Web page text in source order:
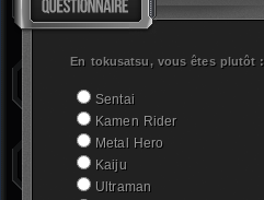
En tokusatsu, vous êtes plutôt :
Sentai
Kamen Rider
Metal Hero
Kaiju
Ultraman